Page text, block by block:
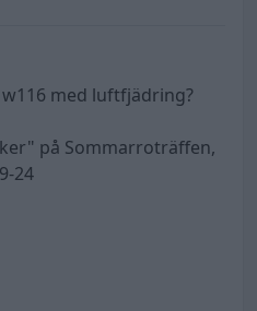
med luftfjädring?
på Sommarroträffen,
24